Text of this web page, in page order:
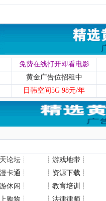
免费在线打开即看电影
黄金广告位招租中
日韩空间5G 98元/年
论坛 ┊ ┊ 游戏地带 ┊
卡通 ┊ ┊ 资源下载 ┊
休闲 ┊ ┊ 教育培训 ┊
购物 ┊ ┊ 法律律师 ┊